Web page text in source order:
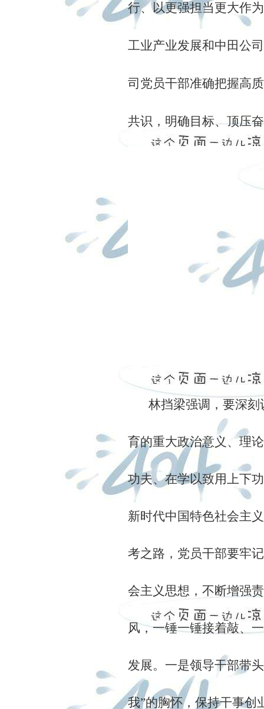
行、以更强担当更大作
工业产业发展和中田公
司党员干部准确把握高
共识，明确目标、顶压
林挡梁强调， 要深刻
育的重大政治意义、理
功夫、在学以致用上下
新时代中国特色社会主
考之路，党员干部要牢
会主义思想，不断增强
风，一锤一锤接着敲、
发展。 一是领导干部带
我”的胸怀，保持干事创